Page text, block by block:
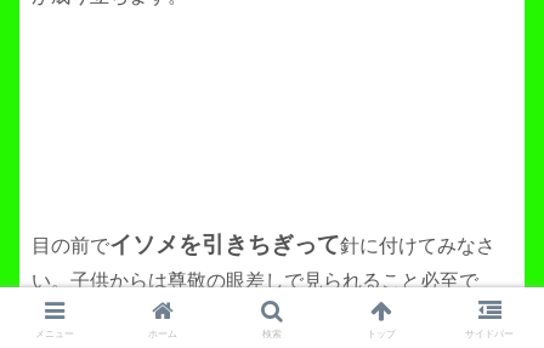
目の前でイソメを引きちぎって針に付けてみなさ
い。子供からは尊敬の眼差しで見られること必至で
す。
メニュー ホーム 検索 トップ サイドバー